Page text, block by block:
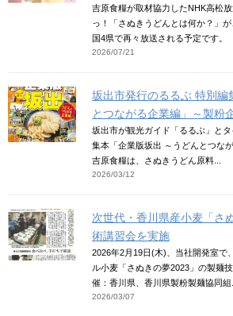
吉原食糧が取材協力したNHK高松
っ！「さぬきうどんとは何か？」
国4県で再々放送される予定です。
2026/07/21
坂出市発行のるるぶ 特別編
とつながる企業編」～製粉
坂出市が観光ガイド「るるぶ」と
集本「企業版坂出 ～うどんとつな
吉原食糧は、さぬきうどん原料...
2026/03/12
次世代・香川県産小麦「さ
術講習会を実施
2026年2月19日(木)、当社開発室で
ル小麦「さぬきの夢2023」の製麺
催：香川県、香川県製粉製麺協同組...
2026/03/07